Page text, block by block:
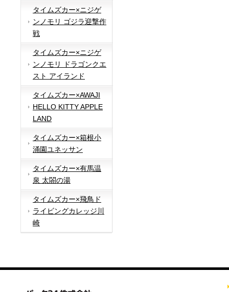
タイムズカー×ニジゲ
ンノモリ ゴジラ迎撃作
戦
タイムズカー×ニジゲ
ンノモリ ドラゴンクエ
スト アイランド
タイムズカー×AWAJI
HELLO KITTY APPLE
LAND
タイムズカー×箱根小
涌園ユネッサン
タイムズカー×有馬温
泉 太閤の湯
タイムズカー×飛鳥ド
ライビングカレッジ川
崎